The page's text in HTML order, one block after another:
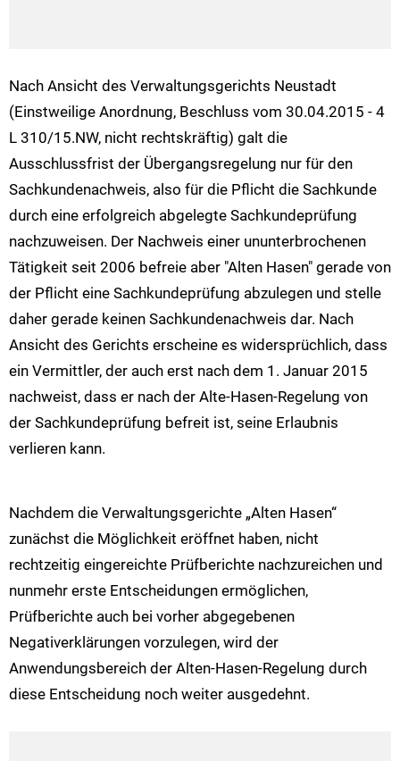
Nach Ansicht des Verwaltungsgerichts Neustadt
(Einstweilige Anordnung, Beschluss vom 30.04.2015 - 4
L 310/15.NW, nicht rechtskräftig) galt die
Ausschlussfrist der Übergangsregelung nur für den
Sachkundenachweis, also für die Pflicht die Sachkunde
durch eine erfolgreich abgelegte Sachkundeprüfung
nachzuweisen. Der Nachweis einer ununterbrochenen
Tätigkeit seit 2006 befreie aber "Alten Hasen" gerade von
der Pflicht eine Sachkundeprüfung abzulegen und stelle
daher gerade keinen Sachkundenachweis dar. Nach
Ansicht des Gerichts erscheine es widersprüchlich, dass
ein Vermittler, der auch erst nach dem 1. Januar 2015
nachweist, dass er nach der Alte-Hasen-Regelung von
der Sachkundeprüfung befreit ist, seine Erlaubnis
verlieren kann.
Nachdem die Verwaltungsgerichte „Alten Hasen“
zunächst die Möglichkeit eröffnet haben, nicht
rechtzeitig eingereichte Prüfberichte nachzureichen und
nunmehr erste Entscheidungen ermöglichen,
Prüfberichte auch bei vorher abgegebenen
Negativerklärungen vorzulegen, wird der
Anwendungsbereich der Alten-Hasen-Regelung durch
diese Entscheidung noch weiter ausgedehnt.